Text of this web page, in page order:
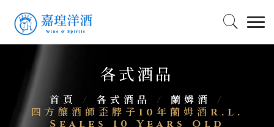
各式酒品
首頁 / 各式酒品 / 蘭姆酒
/
四方釀酒師歪脖子10年蘭姆酒R.L.
Seales 10 Years Old